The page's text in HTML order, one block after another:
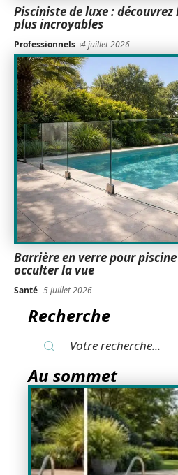
Pisciniste de luxe :
plus incroyables
Professionnels 4 juillet 2026
Barrière en verre pour
occulter la vue
Santé 5 juillet 2026
Recherche
Au sommet